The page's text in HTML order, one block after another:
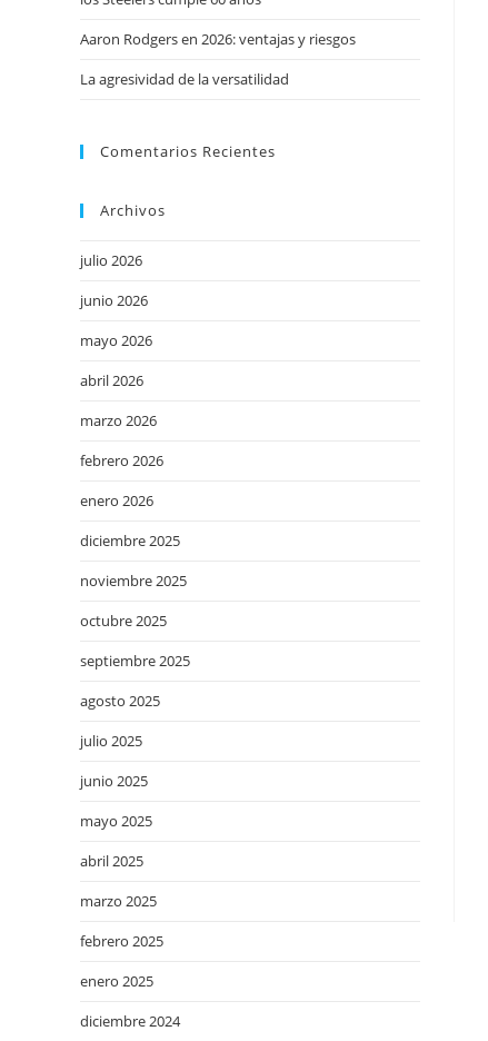
Aaron Rodgers en 2026: ventajas y riesgos
La agresividad de la versatilidad
Comentarios Recientes
Archivos
julio 2026
junio 2026
mayo 2026
abril 2026
marzo 2026
febrero 2026
enero 2026
diciembre 2025
noviembre 2025
octubre 2025
septiembre 2025
agosto 2025
julio 2025
junio 2025
mayo 2025
abril 2025
marzo 2025
febrero 2025
enero 2025
diciembre 2024